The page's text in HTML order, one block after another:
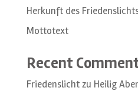
Herkunft des
Mottotext
Recent
Friedenslicht zu Heilig